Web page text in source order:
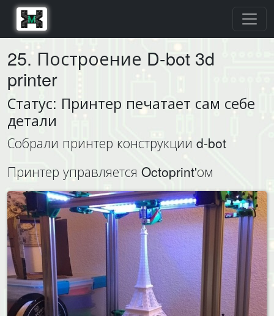
25. Построение D-bot 3d
printer
Статус: Принтер печатает сам себе
детали
Собрали принтер конструкции d-bot
Принтер управляется Octoprint'ом